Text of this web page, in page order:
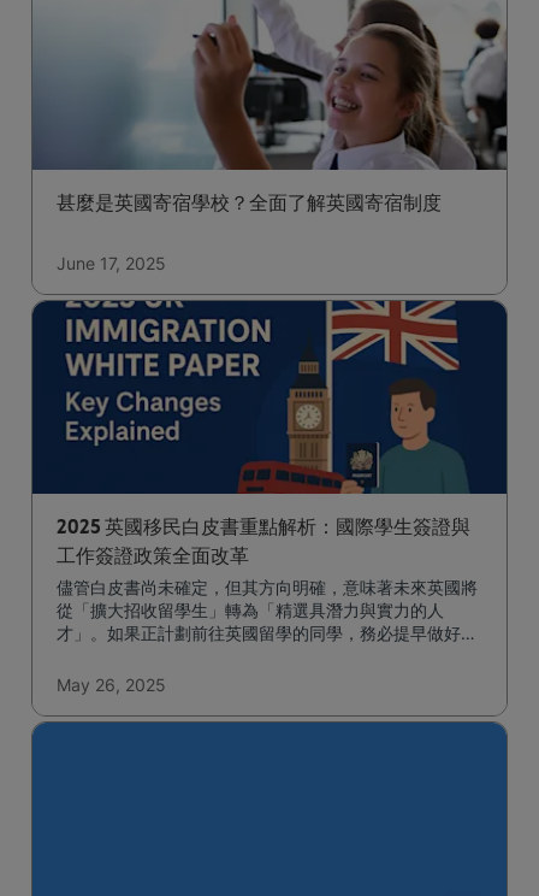
甚麼是英國寄宿學校？全面了解英國寄宿制度
June 17, 2025
2025 英國移民白皮書重點解析：國際學生簽證與
工作簽證政策全面改革
儘管白皮書尚未確定，但其方向明確，意味著未來英國將
從「擴大招收留學生」轉為「精選具潛力與實力的人
才」。如果正計劃前往英國留學的同學，務必提早做好規
May 26, 2025